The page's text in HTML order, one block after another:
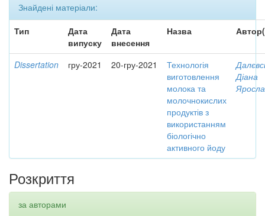
Знайдені матеріали:
Тип
Дата
випуску
Дата
внесення
Назва
Dissertation гру-2021 20-гру-2021
Технологія
виготовлення
молока та
молочнокислих
продуктів з
використанням
біологічно
активного йоду
Діана
Розкриття
за авторами